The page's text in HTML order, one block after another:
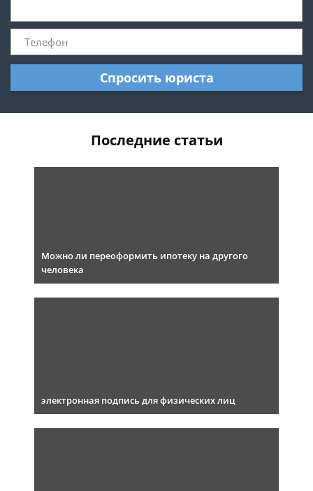
Спросить юриста
Последние статьи
Можно ли переоформить ипотеку на другого
человека
электронная подпись для физических лиц